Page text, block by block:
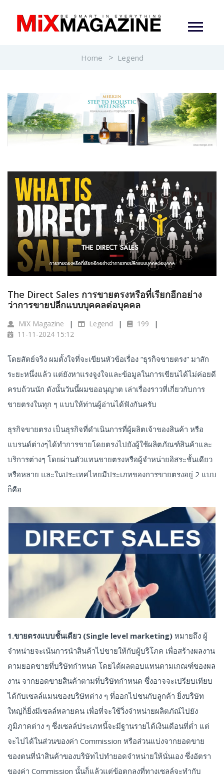
Home Legend
The Direct Sales การขายตรงหรือที่เรียกอีกอย่าง
ว่าการขายปลีกแบบบุคคลต่อบุคคล
MiX Magazine Legend
199
11-11-2024 15:12
โดยสัตย์จริง ผมตั้งใจที่จะเขียนหัวข้อเรื่อง “ธุรกิจขายตรง” มาสัก
ระยะหนึ่งแล้ว แต่ยังหาแรงจูงใจและข้อมูลในการเขียนได้ไม่ค่อยดี
ครบถ้วนนัก ดังนั้นวันนี้ผมขออนุญาต เล่าเรื่องราวที่เกี่ยวกับการ
ขายตรงในทุก ๆ แบบให้ท่านผู้อ่านได้ฟังกันครับ
ธุรกิจขายตรง เป็นธุรกิจที่ดำเนินการที่ผู้ผลิตเจ้าของสินค้า หรือ
แบรนด์ต่างๆได้ทำการขายโดยตรงไปยังผู้ใช้ผลิตภัณฑ์สินค้าและ
บริการต่างๆ โดยผ่านตัวแทนขายตรงหรือผู้จำหน่ายอิสระชั้นเดียว
หรือหลาย และในประเทศไทยมีประเภทของการขายตรงอยู่ 2 แบบ
ก็คือ
1.ขายตรงแบบชั้นเดียว (Single level marketing) หมายถึง ผู้
จำหน่ายจะเน้นการนำสินค้าไปขายให้กับผู้บริโภค เพื่อสร้างผลงาน
ตามยอดขายที่บริษัทกำหนด โดยได้ผลตอบแทนตามเกณฑ์ของผล
งาน จากยอดขายสินค้าตามที่บริษัทกำหนด ซึ่งอาจจะเปรียบเทียบ
ได้กับเซลล์แมนของบริษัทต่าง ๆ ที่ออกไปชนกับลูกค้า ยิ่งบริษัท
ใหญ่ก็ยิ่งมีเซลล์หลายคน เพื่อที่จะใช้วิ่งจำหน่ายผลิตภัณ์ไปยัง
ภูมิภาคต่าง ๆ ซึ่งเซลล์ประเภทนี้จะมีฐานรายได้เงินเดือนที่ต่ำ แต่
จะไปได้ในส่วนของค่า Commission หรือส่วนแบ่งจากยอดขาย
ของตนที่นำสินค้าของบริษัทไปทำยอดจำหน่ายให้นั่นเอง ซึ่งอัตรา
ของค่า Commission นั้นก็แล้วแต่ข้อตกลงที่ทางเซลล์จะทำกับ